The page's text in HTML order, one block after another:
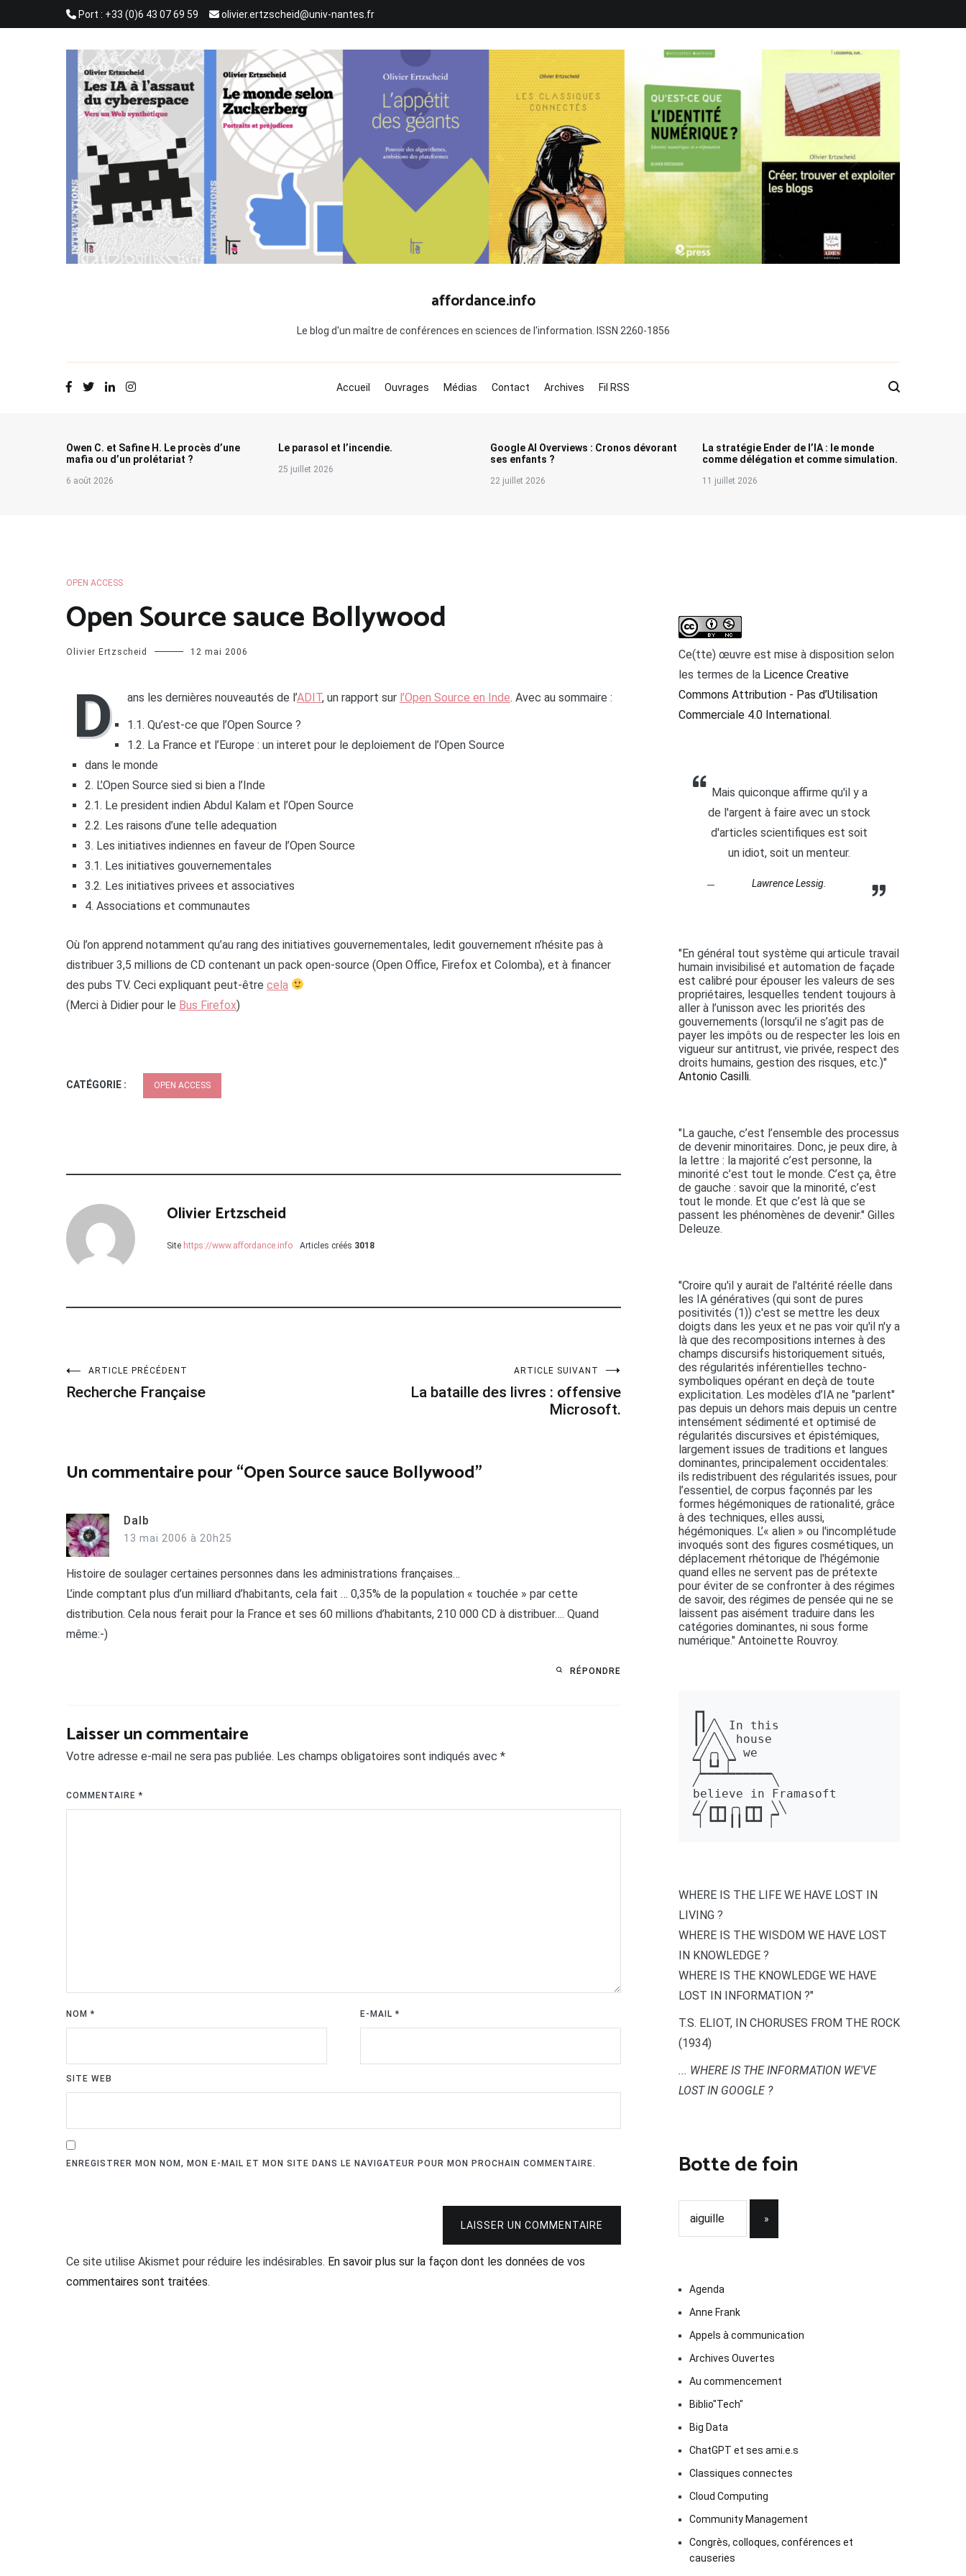
Port : +33 (0)6 43 07 69 59 olivier.ertzscheid@univ-nantes.fr
affordance.info
Le blog d'un maître de conférences en sciences de l'information. ISSN 2260-1856
Accueil Ouvrages Médias Contact Archives Fil RSS
Owen C. et Safine H. Le procès d’une
mafia ou d’un prolétariat ?
6 août 2026
Le parasol et l’incendie.
25 juillet 2026
Google AI Overviews : Cronos dévorant
ses enfants ?
22 juillet 2026
La stratégie Ender de l’IA : le monde
comme délégation et comme simulation.
11 juillet 2026
OPEN ACCESS
Open Source sauce Bollywood
Olivier Ertzscheid 12 mai 2006
D ans les dernières nouveautés de l’ADIT, un rapport sur l’Open Source en Inde. Avec au sommaire :
1.1. Qu’est-ce que l’Open Source ?
1.2. La France et l’Europe : un interet pour le deploiement de l’Open Source
dans le monde
2. L’Open Source sied si bien a l’Inde
2.1. Le president indien Abdul Kalam et l’Open Source
2.2. Les raisons d’une telle adequation
3. Les initiatives indiennes en faveur de l’Open Source
3.1. Les initiatives gouvernementales
3.2. Les initiatives privees et associatives
4. Associations et communautes
Où l’on apprend notamment qu’au rang des initiatives gouvernementales, ledit gouvernement n’hésite pas à
distribuer 3,5 millions de CD contenant un pack open-source (Open Office, Firefox et Colomba), et à financer
des pubs TV. Ceci expliquant peut-être cela
(Merci à Didier pour le Bus Firefox)
CATÉGORIE : OPEN ACCESS
Olivier Ertzscheid
Site https://www.affordance.info Articles créés 3018
Navigation
l’article
ARTICLE PRÉCÉDENT
Recherche Française
ARTICLE SUIVANT
La bataille des livres : offensive
Microsoft.
Un commentaire pour “Open Source sauce Bollywood”
Dalb
13 mai 2006 à 20h25
Histoire de soulager certaines personnes dans les administrations françaises…
L’inde comptant plus d’un milliard d’habitants, cela fait … 0,35% de la population « touchée » par cette
distribution. Cela nous ferait pour la France et ses 60 millions d’habitants, 210 000 CD à distribuer…. Quand
même:-)
RÉPONDRE
Laisser un commentaire
Votre adresse e-mail ne sera pas publiée. Les champs obligatoires sont indiqués avec *
COMMENTAIRE*
NOM* E-MAIL*
SITE WEB
ENREGISTRER MON NOM, MON E-MAIL ET MON SITE DANS LE NAVIGATEUR POUR MON PROCHAIN COMMENTAIRE.
LAISSER UN COMMENTAIRE
Ce site utilise Akismet pour réduire les indésirables. En savoir plus sur la façon dont les données de vos
commentaires sont traitées.
Ce(tte) œuvre est mise à disposition selon
les termes de la Licence Creative
Commons Attribution - Pas d’Utilisation
Commerciale 4.0 International .
Mais quiconque affirme qu'il y a
de l'argent à faire avec un stock
d'articles scientifiques est soit
un idiot, soit un menteur.
Lawrence Lessig.
"En général tout système qui articule travail
humain invisibilisé et automation de façade
est calibré pour épouser les valeurs de ses
propriétaires, lesquelles tendent toujours à
aller à l’unisson avec les priorités des
gouvernements (lorsqu’il ne s’agit pas de
payer les impôts ou de respecter les lois en
vigueur sur antitrust, vie privée, respect des
droits humains, gestion des risques, etc.)"
Antonio Casilli.
"La gauche, c’est l’ensemble des processus
de devenir minoritaires. Donc, je peux dire, à
la lettre : la majorité c’est personne, la
minorité c’est tout le monde. C’est ça, être
de gauche : savoir que la minorité, c’est
tout le monde. Et que c’est là que se
passent les phénomènes de devenir." Gilles
Deleuze.
"Croire qu'il y aurait de l'altérité réelle dans
les IA génératives (qui sont de pures
positivités (1)) c'est se mettre les deux
doigts dans les yeux et ne pas voir qu'il n'y a
là que des recompositions internes à des
champs discursifs historiquement situés,
des régularités inférentielles techno-
symboliques opérant en deçà de toute
explicitation. Les modèles d’IA ne "parlent"
pas depuis un dehors mais depuis un centre
intensément sédimenté et optimisé de
régularités discursives et épistémiques,
largement issues de traditions et langues
dominantes, principalement occidentales:
ils redistribuent des régularités issues, pour
l’essentiel, de corpus façonnés par les
formes hégémoniques de rationalité, grâce
à des techniques, elles aussi,
hégémoniques. L’« alien » ou l'incomplétude
invoqués sont des figures cosmétiques, un
déplacement rhétorique de l'hégémonie
quand elles ne servent pas de prétexte
pour éviter de se confronter à des régimes
de savoir, des régimes de pensée qui ne se
laissent pas aisément traduire dans les
catégories dominantes, ni sous forme
numérique." Antoinette Rouvroy.
┏┓
┃┃╱╲ In this
┃╱╱╲╲ house
╱╱╭╮╲╲ we
▔▏┗┛▕▔
╱▔▔▔▔▔▔▔▔▔▔╲
believe in Framasoft
╱╱┏┳┓╭╮┏┳┓ ╲╲
▔▏┗┻┛┃┃┗┻┛▕▔
WHERE IS THE LIFE WE HAVE LOST IN
LIVING ?
WHERE IS THE WISDOM WE HAVE LOST
IN KNOWLEDGE ?
WHERE IS THE KNOWLEDGE WE HAVE
LOST IN INFORMATION ?"
T.S. ELIOT, IN CHORUSES FROM THE ROCK
(1934)
... WHERE IS THE INFORMATION WE'VE
LOST IN GOOGLE ?
Botte de foin
Agenda
Anne Frank
Appels à communication
Archives Ouvertes
Au commencement
Biblio"Tech"
Big Data
ChatGPT et ses ami.e.s
Classiques connectes
Cloud Computing
Community Management
Congrès, colloques, conférences et
causeries